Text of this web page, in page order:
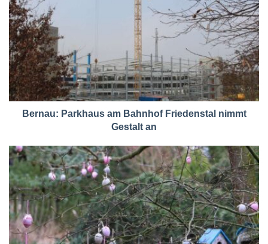
Bernau: Parkhaus am Bahnhof Friedenstal nimmt
Gestalt an